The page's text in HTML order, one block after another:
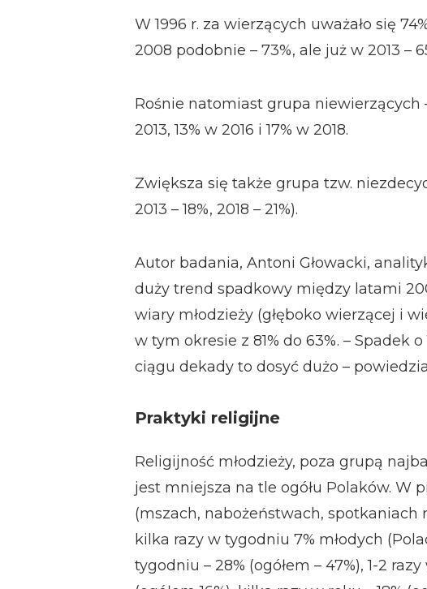
W 1996 r. za wierzących uważało się
2008 podobnie – 73%, ale już w 2013 –
Rośnie natomiast grupa niewierzących
2013, 13% w 2016 i 17% w 2018.
Zwiększa się także grupa tzw.
2013 – 18%, 2018 – 21%).
Autor badania, Antoni Głowacki,
duży trend spadkowy między latami
wiary młodzieży (głęboko wierzącej i
w tym okresie z 81% do 63%. – Spadek
ciągu dekady to dosyć dużo –
Praktyki religijne
Religijność młodzieży, poza grupą
jest mniejsza na tle ogółu Polaków. W
(mszach, nabożeństwach, spotkaniach
kilka razy w tygodniu 7% młodych
tygodniu – 28% (ogółem – 47%), 1-2 razy